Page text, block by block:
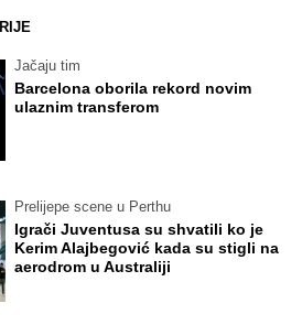
Jačaju tim
Barcelona oborila rekord novim
ulaznim transferom
Prelijepe scene u Perthu
Igrači Juventusa su shvatili ko je
Kerim Alajbegović kada su stigli na
aerodrom u Australiji